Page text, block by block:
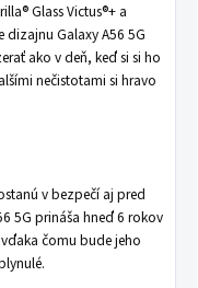
Glass Victus®+ a
Galaxy A56 5G
ako v deň, keď si si ho
nečistotami si hravo
v bezpečí aj pred
5G prináša hneď 6 rokov
čomu bude jeho